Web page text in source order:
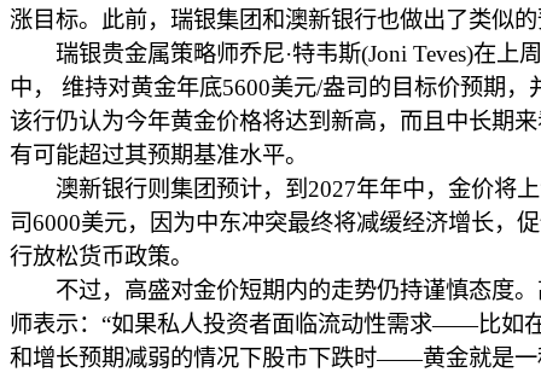
涨目标。此前，瑞银集团和澳新银行也做出了类似
瑞银贵金属策略师乔尼·特韦斯(Joni Teves)在上
中， 维持对黄金年底5600美元/盎司的目标价预期，
该行仍认为今年黄金价格将达到新高，而且中长期
有可能超过其预期基准水平。
澳新银行则集团预计，到2027年年中，金价将
司6000美元，因为中东冲突最终将减缓经济增长，
行放松货币政策。
不过，高盛对金价短期内的走势仍持谨慎态度。
师表示：“如果私人投资者面临流动性需求——比如
和增长预期减弱的情况下股市下跌时——黄金就是一